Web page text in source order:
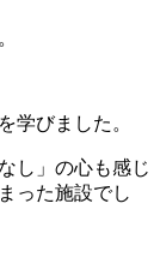
学びました。
し」の心も感じ
った施設でし